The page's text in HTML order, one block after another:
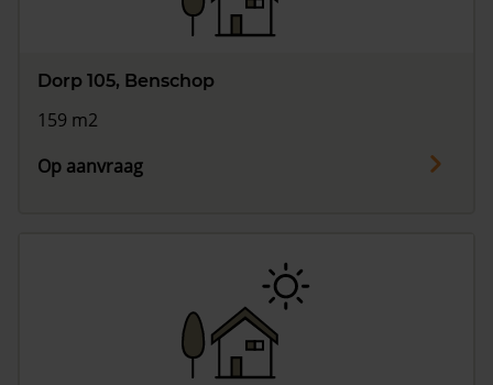
Dorp 105, Benschop
159 m2
Op aanvraag